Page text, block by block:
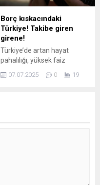
Borç kıskacındaki
Türkiye! Takibe giren
girene!
Türkiye’de artan hayat
pahalılığı, yüksek faiz
oranları ve azalan alım gücü
milyonların borç yükünü
07.07.2025 0 19